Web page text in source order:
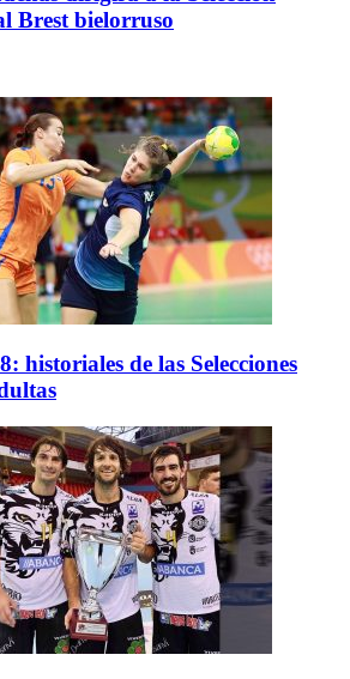
Brest bielorruso
historiales de las Selecciones